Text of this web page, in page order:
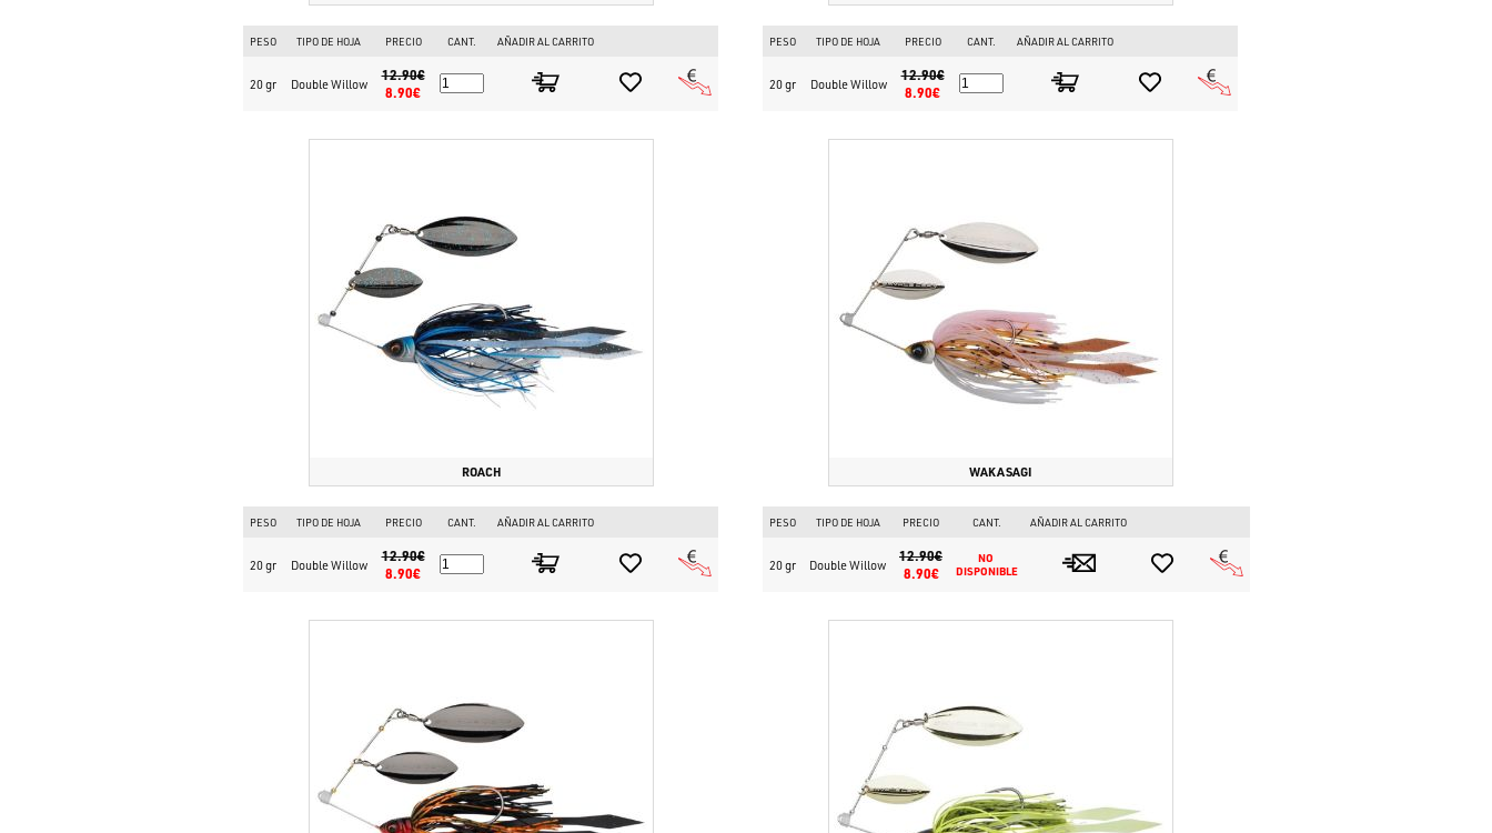
PESO TIPO DE HOJA PRECIO CANT. AÑADIR AL CARRITO
20 gr Double Willow
12.90€
8.90€
PESO TIPO DE HOJA PRECIO CANT. AÑADIR AL CARRITO
20 gr Double Willow
12.90€
8.90€
ROACH
PESO TIPO DE HOJA PRECIO CANT. AÑADIR AL CARRITO
20 gr Double Willow
12.90€
8.90€
WAKASAGI
PESO TIPO DE HOJA PRECIO CANT. AÑADIR AL CARRITO
20 gr Double Willow
12.90€
8.90€
NO
DISPONIBLE